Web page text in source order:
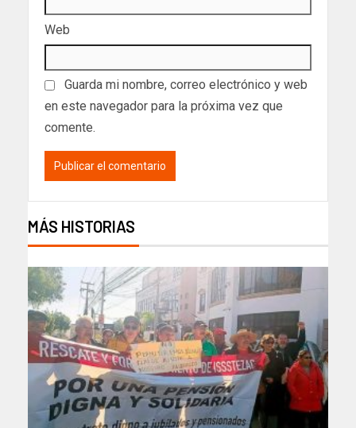
Web
Guarda mi nombre, correo electrónico y web
en este navegador para la próxima vez que
comente.
MÁS HISTORIAS